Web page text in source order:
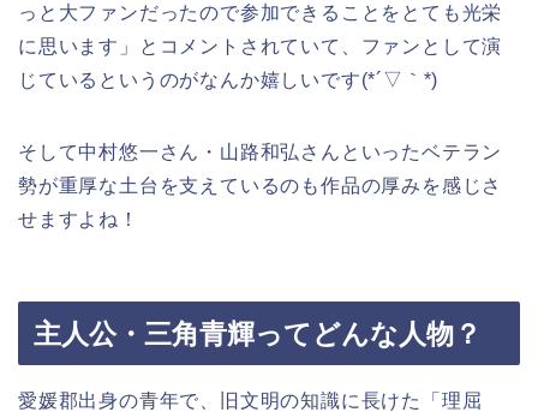
っと大ファンだったので参加できることをとても光栄
に思います」とコメントされていて、ファンとして演
じているというのがなんか嬉しいです(*´▽｀*)
そして中村悠一さん・山路和弘さんといったベテラン
勢が重厚な土台を支えているのも作品の厚みを感じさ
せますよね！
主人公・三角青輝ってどんな人物？
愛媛郡出身の青年で、旧文明の知識に長けた「理屈